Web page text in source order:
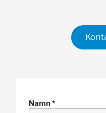
Namn *